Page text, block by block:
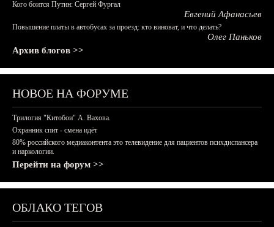
Кого боится Путин: Сергей Фургал
Евгений Афанасьев
Повышение платы в автобусах за проезд: кто виноват, и что делать?
Олег Паньков
Архив блогов >>
НОВОЕ НА ФОРУМЕ
Трилогия "Китобои" А. Вахова.
Охранник спит - смена идёт
80% российского медиаконтента это телевидение для пациентов психдиспансера
и наркологии.
Перейти на форум >>
ОБЛАКО ТЕГОВ